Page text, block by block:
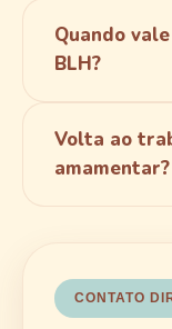
Quando
BLH?
Volta ao
amamentar?
CONTATO